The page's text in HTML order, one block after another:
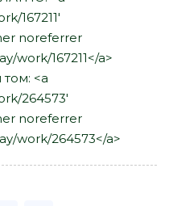
167211'
noreferrer
work/167211</a>
<a
264573'
noreferrer
work/264573</a>